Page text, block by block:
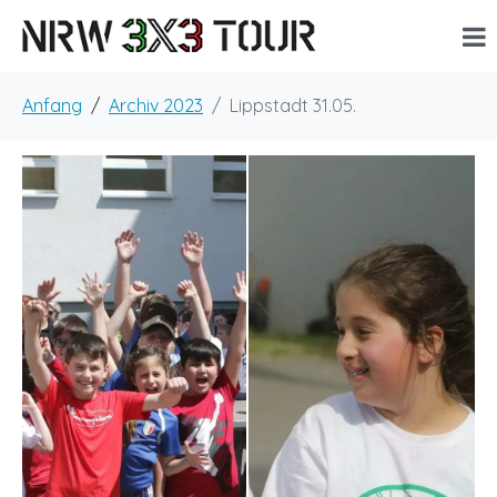
Anfang Archiv 2023 Lippstadt 31.05.